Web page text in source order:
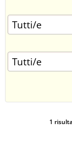
SPEDIZIONI
CONTATTI
1